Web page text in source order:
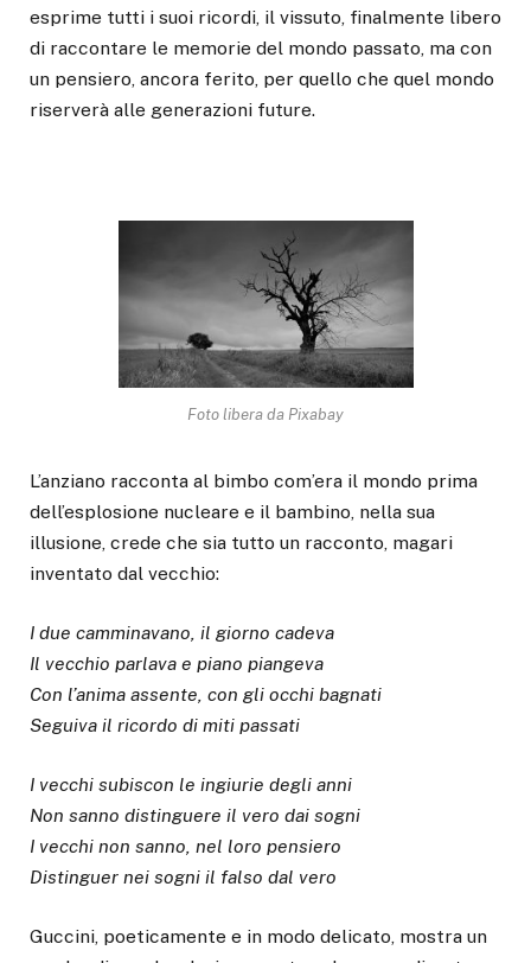
esprime tutti i suoi ricordi, il vissuto, finalmente libero
di raccontare le memorie del mondo passato, ma con
un pensiero, ancora ferito, per quello che quel mondo
riserverà alle generazioni future.
Foto libera da Pixabay
L’anziano racconta al bimbo com’era il mondo prima
dell’esplosione nucleare e il bambino, nella sua
illusione, crede che sia tutto un racconto, magari
inventato dal vecchio:
I due camminavano, il giorno cadeva
Il vecchio parlava e piano piangeva
Con l’anima assente, con gli occhi bagnati
Seguiva il ricordo di miti passati
I vecchi subiscon le ingiurie degli anni
Non sanno distinguere il vero dai sogni
I vecchi non sanno, nel loro pensiero
Distinguer nei sogni il falso dal vero
Guccini, poeticamente e in modo delicato, mostra un